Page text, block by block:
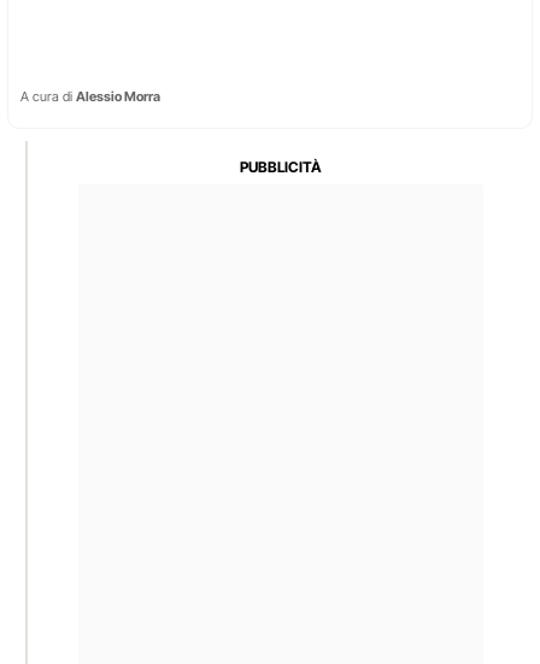
A cura di Alessio Morra